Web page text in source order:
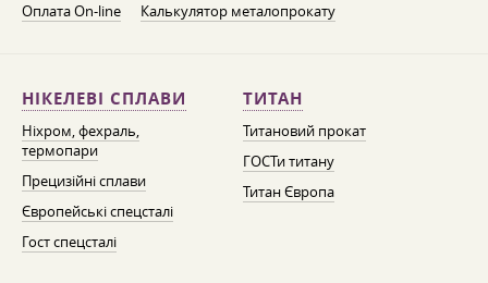
Оплата On-line
Калькулятор металопрокату
НІКЕЛЕВІ СПЛАВИ
Ніхром, фехраль,
термопари
Прецизійні сплави
Європейські спецсталі
Гост спецсталі
ТИТАН
Титановий прокат
ГОСТи титану
Титан Європа